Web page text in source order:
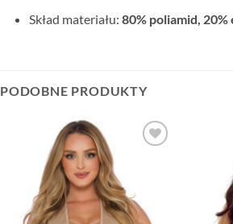
Skład materiału: 80% poliamid, 20%
PODOBNE PRODUKTY